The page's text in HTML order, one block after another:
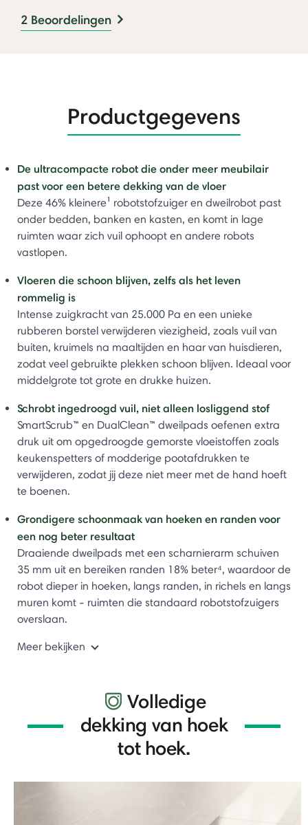
2 Beoordelingen
Productgegevens
De ultracompacte robot die onder meer meubilair
past voor een betere dekking van de vloer
Deze 46% kleinere¹ robotstofzuiger en dweilrobot past
onder bedden, banken en kasten, en komt in lage
ruimten waar zich vuil ophoopt en andere robots
vastlopen.
Vloeren die schoon blijven, zelfs als het leven
rommelig is
Intense zuigkracht van 25.000 Pa en een unieke
rubberen borstel verwijderen viezigheid, zoals vuil van
buiten, kruimels na maaltijden en haar van huisdieren,
zodat veel gebruikte plekken schoon blijven. Ideaal voor
middelgrote tot grote en drukke huizen.
Schrobt ingedroogd vuil, niet alleen losliggend stof
SmartScrub™ en DualClean™ dweilpads oefenen extra
druk uit om opgedroogde gemorste vloeistoffen zoals
keukenspetters of modderige pootafdrukken te
verwijderen, zodat jij deze niet meer met de hand hoeft
te boenen.
Grondigere schoonmaak van hoeken en randen voor
een nog beter resultaat
Draaiende dweilpads met een scharnierarm schuiven
35 mm uit en bereiken randen 18% beter⁴, waardoor de
robot dieper in hoeken, langs randen, in richels en langs
muren komt - ruimten die standaard robotstofzuigers
overslaan.
Meer bekijken
Volledige
dekking van hoek
tot hoek.